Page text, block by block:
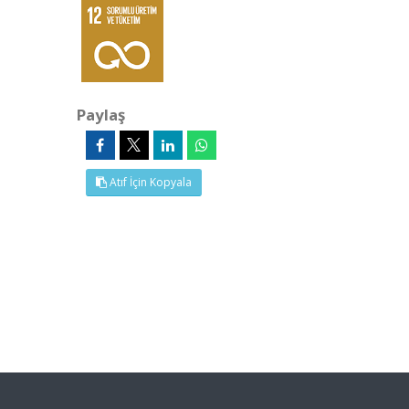
Paylaş
Atıf İçin Kopyala